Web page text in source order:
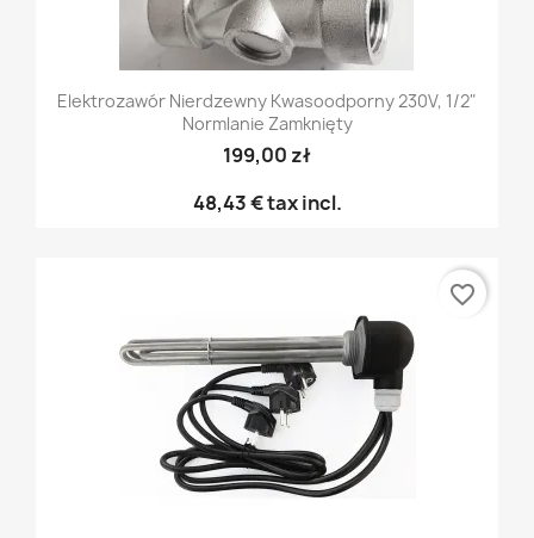
Elektrozawór Nierdzewny Kwasoodporny 230V, 1/2"
Normlanie Zamknięty
199,00 zł
48,43 €tax incl.
favorite_border